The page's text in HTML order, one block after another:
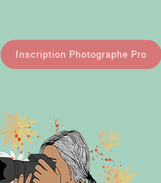
Inscription Photographe Pro